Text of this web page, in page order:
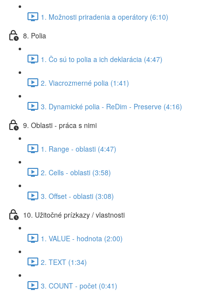
1. Možnosti priradenia a operátory (6:10)
8. Polia
1. Čo sú to polia a ich deklarácia (4:47)
2. Viacrozmerné polia (1:41)
3. Dynamické polia - ReDim - Preserve (4:16)
9. Oblasti - práca s nimi
1. Range - oblasti (4:47)
2. Cells - oblasti (3:58)
3. Offset - oblasti (3:08)
10. Užitočné prízkazy / vlastnosti
1. VALUE - hodnota (2:00)
2. TEXT (1:34)
3. COUNT - počet (0:41)